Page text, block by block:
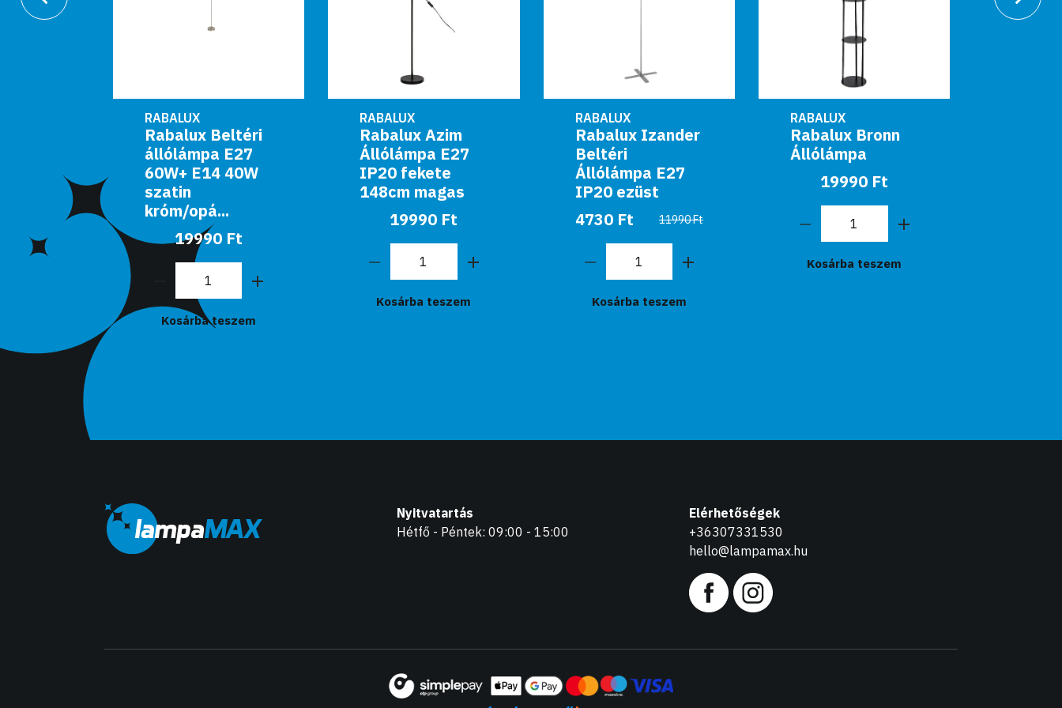
RABALUX
Rabalux Beltéri
állólámpa E27
60W+ E14 40W
szatin
króm/opá...
19990 Ft
Kosárba teszem
RABALUX
Rabalux Azim
Állólámpa E27
IP20 fekete
148cm magas
19990 Ft
Kosárba teszem
RABALUX
Rabalux Izander
Beltéri
Állólámpa E27
IP20 ezüst
4730 Ft
11990 Ft
Kosárba teszem
RABALUX
Rabalux Bronn
Állólámpa
19990 Ft
Kosárba teszem
Nyitvatartás
Hétfő - Péntek: 09:00 - 15:00
Elérhetőségek
+36307331530
hello@lampamax.hu